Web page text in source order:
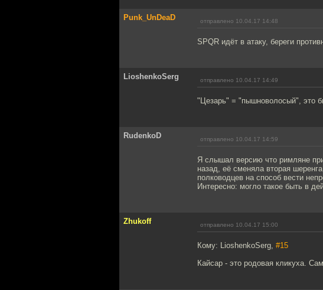
Punk_UnDeaD отправлено 10.04.17 14:48
SPQR идёт в атаку, береги
LioshenkoSerg отправлено 10.04.17 14:49
"Цезарь" = "пышноволосый", это
RudenkoD отправлено 10.04.17 14:59
Я слышал версию что римляне
назад, её сменяла вторая
полководцев на способ вести
Интересно: могло такое быть в
Zhukoff отправлено 10.04.17 15:00
Кому: LioshenkoSerg, #15
Кайсар - это родовая кликуха.